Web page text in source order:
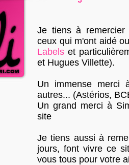
Je tiens à remercier
ceux qui m'ont aidé
Labels et
et Hugues Villette).
Un immense merci
autres... (Astérios,
Un grand merci à
site
Je tiens aussi à
jours, font vivre ce
vous tous pour votre